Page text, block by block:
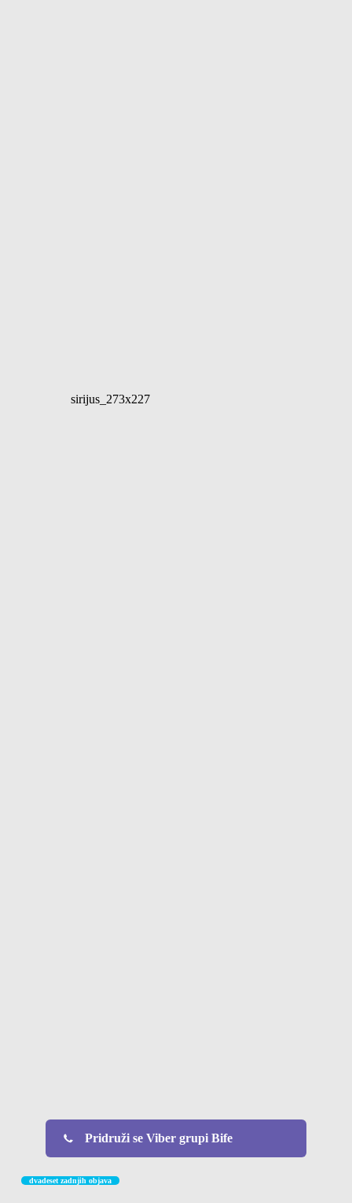
sirijus_273x227
Pridruži se Viber grupi Bife
dvadeset zadnjih objava